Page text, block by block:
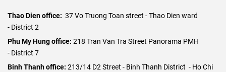
Thao Dien office: 37 Vo Truong Toan street - Thao Dien ward
- District 2
​Phu My Hung office: 218 Tran Van Tra Street Panorama PMH
- District 7
Binh Thanh office: 213/14 D2 Street - Binh Thanh District - Ho Chi